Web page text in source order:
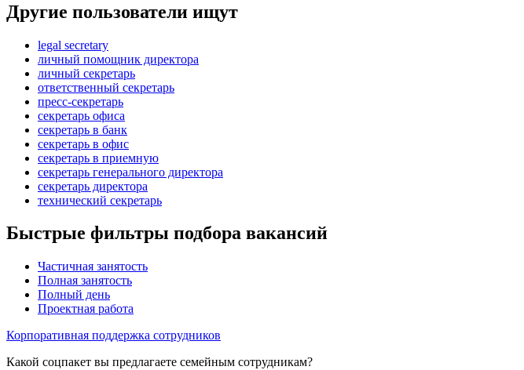
Другие пользователи ищут
legal secretary
личный помощник директора
личный секретарь
ответственный секретарь
пресс-секретарь
секретарь офиса
секретарь в банк
секретарь в офис
секретарь в приемную
секретарь генерального директора
секретарь директора
технический секретарь
Быстрые фильтры подбора вакансий
Частичная занятость
Полная занятость
Полный день
Проектная работа
Корпоративная поддержка сотрудников
Какой соцпакет вы предлагаете семейным сотрудникам?